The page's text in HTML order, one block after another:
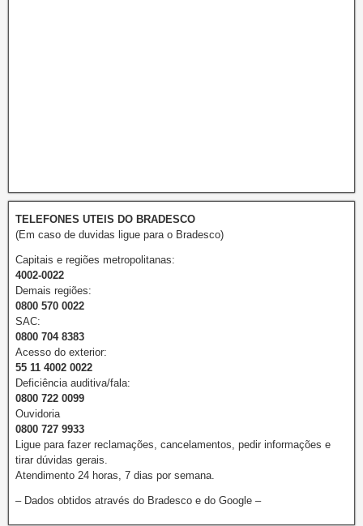
TELEFONES UTEIS DO BRADESCO
(Em caso de duvidas ligue para o Bradesco)
Capitais e regiões metropolitanas:
4002-0022
Demais regiões:
0800 570 0022
SAC:
0800 704 8383
Acesso do exterior:
55 11 4002 0022
Deficiência auditiva/fala:
0800 722 0099
Ouvidoria
0800 727 9933
Ligue para fazer reclamações, cancelamentos, pedir informações e
tirar dúvidas gerais.
Atendimento 24 horas, 7 dias por semana.
– Dados obtidos através do Bradesco e do Google –